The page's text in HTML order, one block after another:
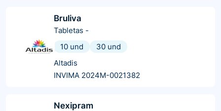
Bruliva
Tabletas -
10 und
30 und
Altadis
INVIMA 2024M-0021382
Nexipram